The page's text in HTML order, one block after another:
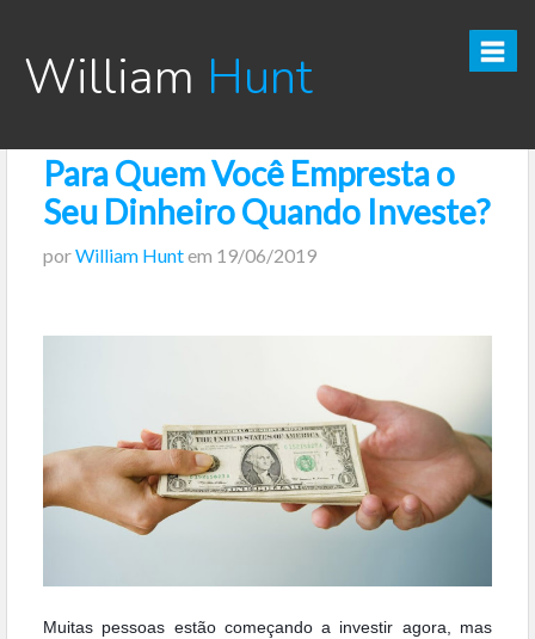
William Hunt
CURSO TESOURO DIRETO PRO
CURSO SEGREDOS DOS INVESTIMENTOS PARA INICIANTES
PODCAST
Para Quem Você Empresta o
Seu Dinheiro Quando Investe?
porWilliam Huntem 19/06/2019
Muitas pessoas estão começando a investir agora, mas